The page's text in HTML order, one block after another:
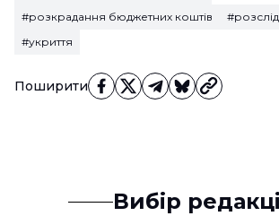
Поширити
#розкрадання бюджетних коштів
#укриття
Вибір